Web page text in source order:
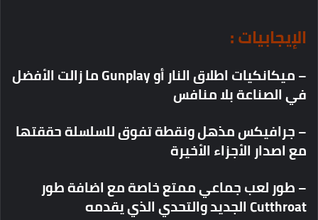
الإيجابيات :
– ميكانكيات اطلاق النار أو Gunplay ما زالت الأفضل
في الصناعة بلا منافس
– جرافيكس مذهل ونقطة تفوق للسلسلة حققتها
مع اصدار الأجزاء الأخيرة
– طور لعب جماعي ممتع خاصة مع اضافة طور
Cutthroat الجديد والتحدي الذي يقدمه